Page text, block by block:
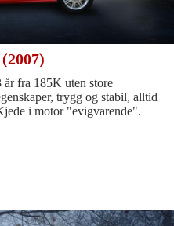
fra 185K uten store
trygg og stabil, alltid
i motor "evigvarende".